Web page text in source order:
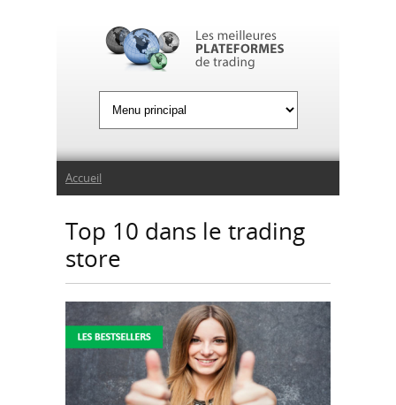
Vous êtes ici
Accueil
Top 10 dans le trading
store